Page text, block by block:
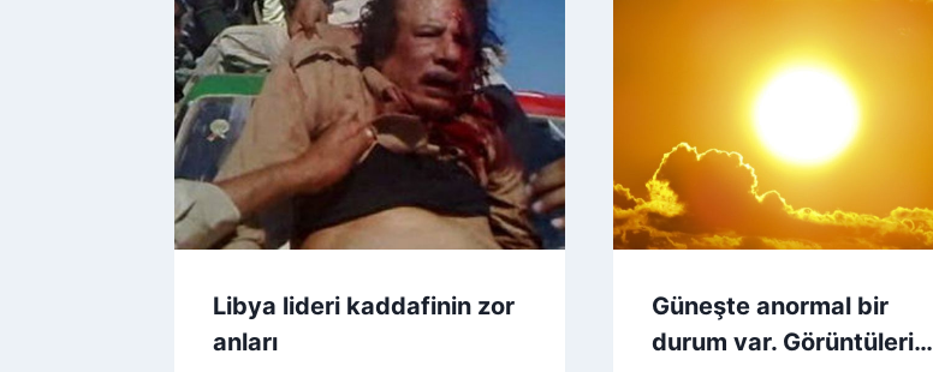
Libya lideri kaddafinin zor
anları
Güneşte anormal bir
durum var. Görüntüleri…